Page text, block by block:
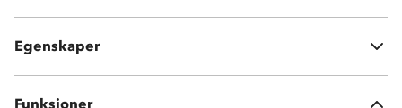
Egenskaper
Elastisk
Funksjoner